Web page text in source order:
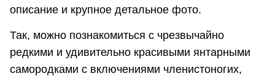
описание и крупное детальное фото.
Так, можно познакомиться с чрезвычайно
редкими и удивительно красивыми янтарными
самородками с включениями членистоногих,